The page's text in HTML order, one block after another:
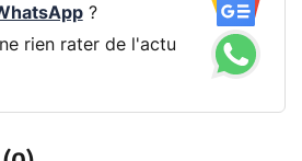
?
rien rater de l'actu